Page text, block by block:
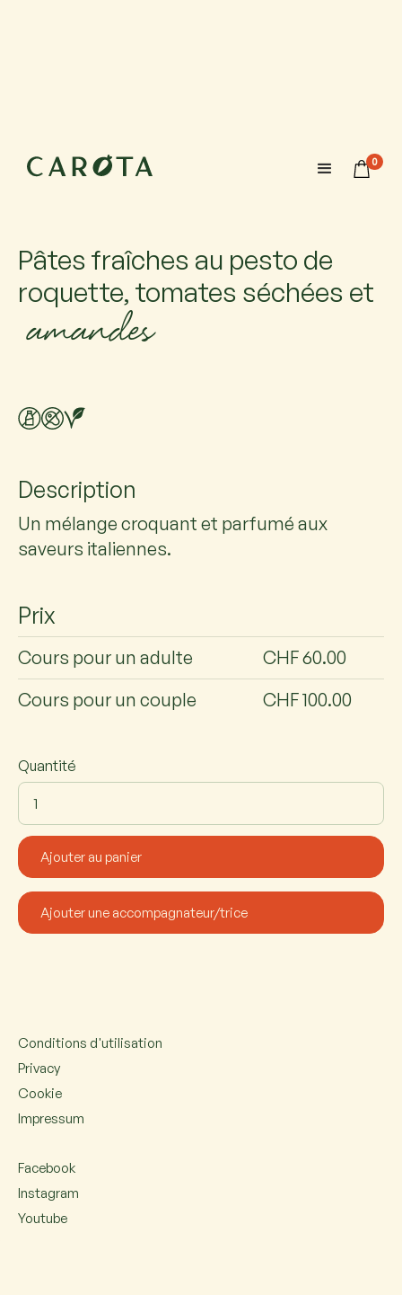
0
20 août 2026
18:00-20:00
Maximum 6 participants avec 1 accompagnateur chacun.
Pâtes fraîches au pesto de
roquette, tomates séchées et
amandes
Description
Un mélange croquant et parfumé aux
saveurs italiennes.
Prix
Cours pour un adulte
CHF 60.00
Cours pour un couple
CHF 100.00
Quantité
Conditions d'utilisation
Privacy
Cookie
Impressum
Facebook
Instagram
Youtube